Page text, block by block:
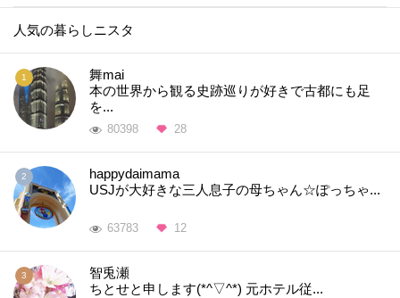
人気の暮らしニスタ
舞mai
本の世界から観る史跡巡りが好きで古都にも足
を...
80398 28
happydaimama
USJが大好きな三人息子の母ちゃん☆ぽっちゃ...
63783 12
智兎瀬
ちとせと申します(*^▽^*) 元ホテル従...